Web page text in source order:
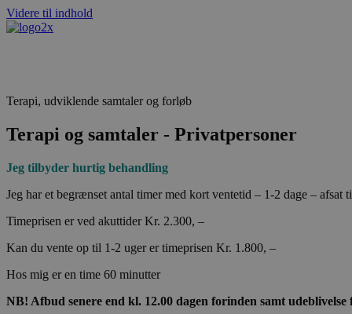
Videre til indhold
Terapi, udviklende samtaler og forløb
Terapi og samtaler - Privatpersoner
Jeg tilbyder hurtig behandling
Jeg har et begrænset antal timer med kort ventetid – 1-2 dage – afsat
Timeprisen er ved akuttider Kr. 2.300, –
Kan du vente op til 1-2 uger er timeprisen Kr. 1.800, –
Hos mig er en time 60 minutter
NB! Afbud senere end kl. 12.00 dagen forinden samt udeblivelse